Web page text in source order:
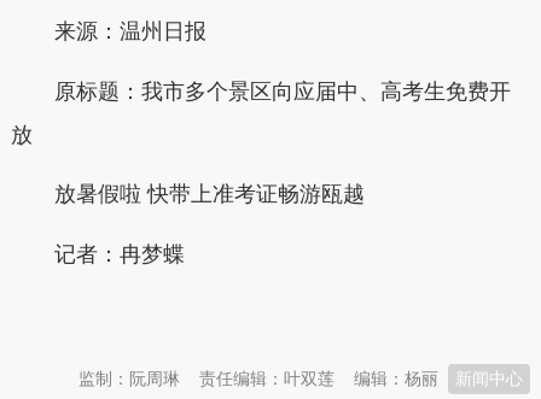
来源：温州日报
原标题：我市多个景区向应届中、高考生免费开
放
放暑假啦 快带上准考证畅游瓯越
记者：冉梦蝶
新闻中心
编辑：杨丽
责任编辑：叶双莲
监制：阮周琳